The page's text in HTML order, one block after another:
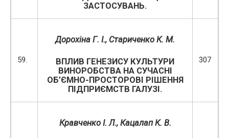
ЗАСТОСУВАНЬ.
59.
Дорохіна Г. І., Стариченко К. М.
ВПЛИВ ГЕНЕЗИСУ КУЛЬТУРИ
ВИНОРОБСТВА НА СУЧАСНІ
ОБ’ЄМНО-ПРОСТОРОВІ РІШЕННЯ
ПІДПРИЄМСТВ ГАЛУЗІ.
307
Кравченко І. Л., Кацалап К. В.